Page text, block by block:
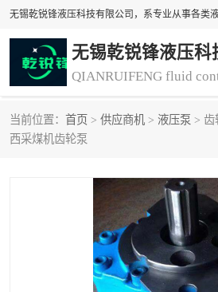
无锡乾锐锋液压科
当前位置： 首页 > 供应商机 > 液压泵 > 齿
西采煤机齿轮泵
液压泵
冷却器厂家直销 过
离合器、制动器 气